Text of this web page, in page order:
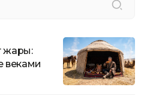
жары:
веками